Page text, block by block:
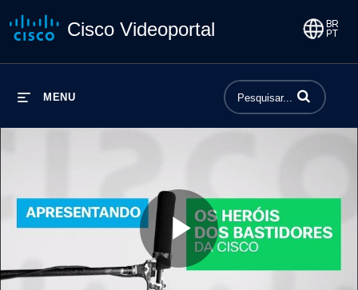
Cisco Videoportal
MENU Insira termos
Play